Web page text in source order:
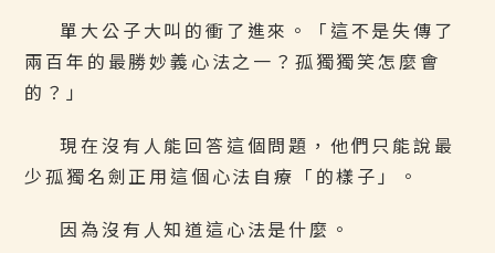
單大公子大叫的衝了進來。「這不是失傳了
兩百年的最勝妙義心法之一？孤獨獨笑怎麼會
的？」
現在沒有人能回答這個問題，他們只能說最
少孤獨名劍正用這個心法自療「的樣子」。
因為沒有人知道這心法是什麼。